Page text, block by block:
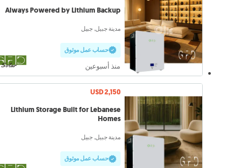
Always Powered by Lithium Backup
مدينة جبيل, جبيل
حساب عمل موثوق
منذ أسبوعين
USD 2,150
Lithium Storage Built for Lebanese
Homes
مدينة جبيل, جبيل
حساب عمل موثوق